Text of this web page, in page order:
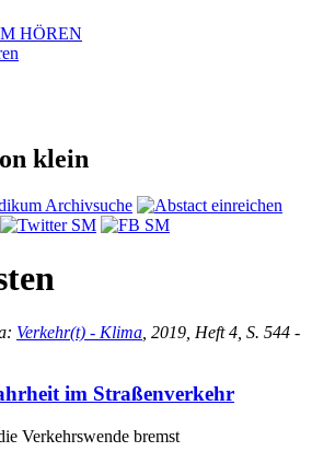
HÖREN
klein
Verkehr(t) - Klima , 2019, Heft 4, S. 544 -
im Straßenverkehr
Verkehrswende bremst